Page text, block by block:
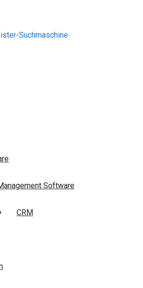
Suchmaschine
Software
CRM